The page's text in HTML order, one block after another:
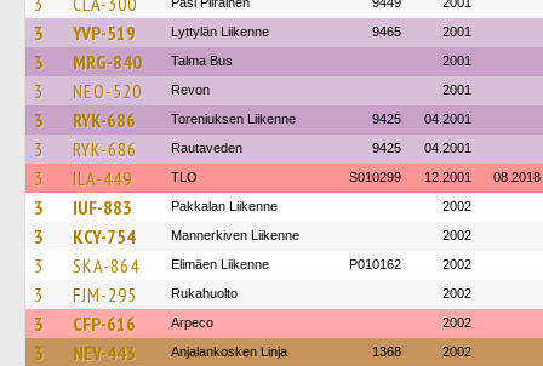
3 YVP-519 Lyttylän Liikenne 9465 2001
3 MRG-840 Talma Bus 2001
3 NEO-520 Revon 2001
3 RYK-686 Toreniuksen Liikenne 9425 04.2001
3 RYK-686 Rautaveden 9425 04.2001
3 ILA-449 TLO S010299 12.2001 08.2018
3 IUF-883 Pakkalan Liikenne 2002
3 KCY-754 Mannerkiven Liikenne 2002
3 SKA-864 Elimäen Liikenne P010162 2002
3 FJM-295 Rukahuolto 2002
3 CFP-616 Arpeco 2002
3 NEV-443 Anjalankosken Linja 1368 2002